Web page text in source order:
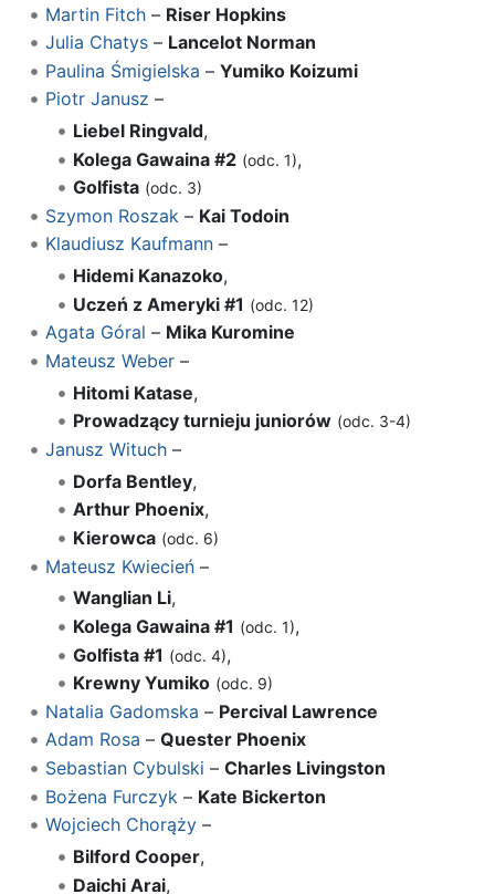
Martin Fitch– Riser Hopkins
Julia Chatys– Lancelot Norman
Paulina Śmigielska – Yumiko Koizumi
Piotr Janusz –
Liebel Ringvald,
Kolega Gawaina #2 (odc. 1),
Golfista (odc. 3)
Szymon Roszak – Kai Todoin
Klaudiusz Kaufmann–
Hidemi Kanazoko,
Uczeń z Ameryki #1 (odc. 12)
Agata Góral – Mika Kuromine
Mateusz Weber–
Hitomi Katase,
Prowadzący turnieju juniorów (odc. 3-4)
Janusz Wituch–
Dorfa Bentley,
Arthur Phoenix,
Kierowca (odc. 6)
Mateusz Kwiecień–
Wanglian Li,
Kolega Gawaina #1 (odc. 1),
Golfista #1 (odc. 4),
Krewny Yumiko (odc. 9)
Natalia Gadomska – Percival Lawrence
Adam Rosa – Quester Phoenix
Sebastian Cybulski – Charles Livingston
Bożena Furczyk – Kate Bickerton
Wojciech Chorąży–
Bilford Cooper,
Daichi Arai,